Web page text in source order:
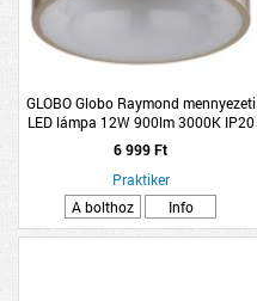
GLOBO Globo Raymond mennyezeti
LED lámpa 12W 900lm 3000K IP20
15cm pezsgő színű
6 999 Ft
Praktiker
A bolthoz
Info